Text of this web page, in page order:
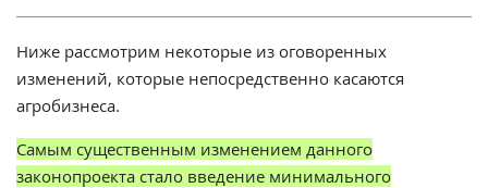
Ниже рассмотрим некоторые из оговоренных
изменений, которые непосредственно касаются
агробизнеса.
Самым существенным изменением данного
законопроекта стало введение минимального